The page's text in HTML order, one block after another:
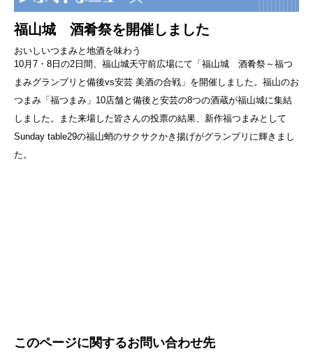
福山城 酒肴祭を開催しました
おいしいつまみと地酒を味わう
10月7・8日の2日間、福山城天守前広場にて「福山城 酒肴祭～福つ
まみグランプリと備後vs安芸 美酒の合戦」を開催しました。福山のお
つまみ「福つまみ」10店舗と備後と安芸の8つの酒蔵が福山城に集結
しました。また来場した皆さんの投票の結果、新作福つまみとして
Sunday table29の福山蛸のサクサクかき揚げがグランプリに輝きまし
た。
このページに関するお問い合わせ先